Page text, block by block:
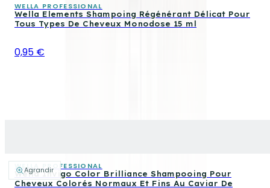
Agrandir
WELLA PROFESSIONAL
Wella Elements Shampoing Régénérant Délicat Pour
Tous Types De Cheveux Monodose 15 ml
0,95 €
WELLA PROFESSIONAL
Wella Invigo Color Brilliance Shampooing Pour
Cheveux Colorés Normaux Et Fins Au Caviar De